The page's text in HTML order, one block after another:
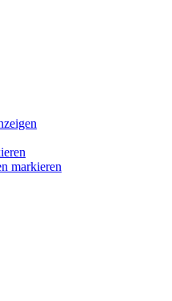
markieren